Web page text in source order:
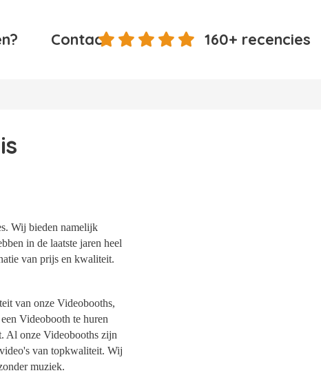
Contact 160+ recencies
Wij bieden namelijk
in de laatste jaren heel
van prijs en kwaliteit.
van onze Videobooths,
Videobooth te huren
Al onze Videobooths zijn
van topkwaliteit. Wij
muziek.